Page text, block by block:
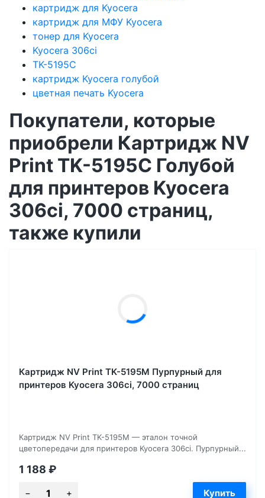
картридж для Kyocera
картридж для МФУ Kyocera
тонер для Kyocera
Kyocera 306ci
TK-5195C
картридж Kyocera голубой
цветная печать Kyocera
Покупатели, которые
приобрели Картридж NV
Print TK-5195С Голубой
для принтеров Kyocera
306ci, 7000 страниц,
также купили
Картридж NV Print TK-5195M Пурпурный для
принтеров Kyocera 306ci, 7000 страниц
Картридж NV Print TK-5195M — эталон точной
цветопередачи для принтеров Kyocera 306ci. Пурпурный...
1 188 ₽